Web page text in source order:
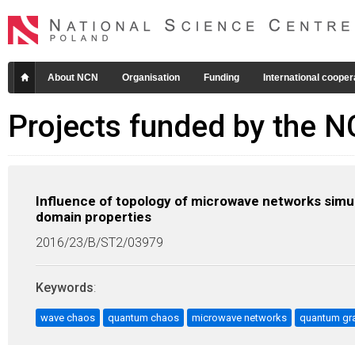
About NCN Organisation Funding International
Projects funded by the
Influence of topology of microwave networks
domain properties
2016/23/B/ST2/03979
Keywords:
wave chaos quantum chaos microwave networks quantum